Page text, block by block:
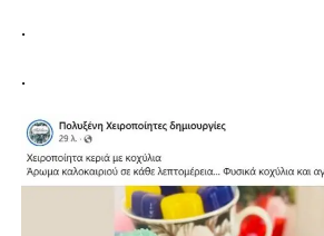
.
.